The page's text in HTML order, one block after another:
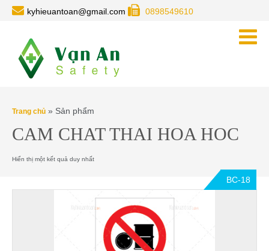
kyhieuantoan@gmail.com 0898549610
Trang chủ » Sản phẩm
CAM CHAT THAI HOA HOC
Hiển thị một kết quả duy nhất
BC-18